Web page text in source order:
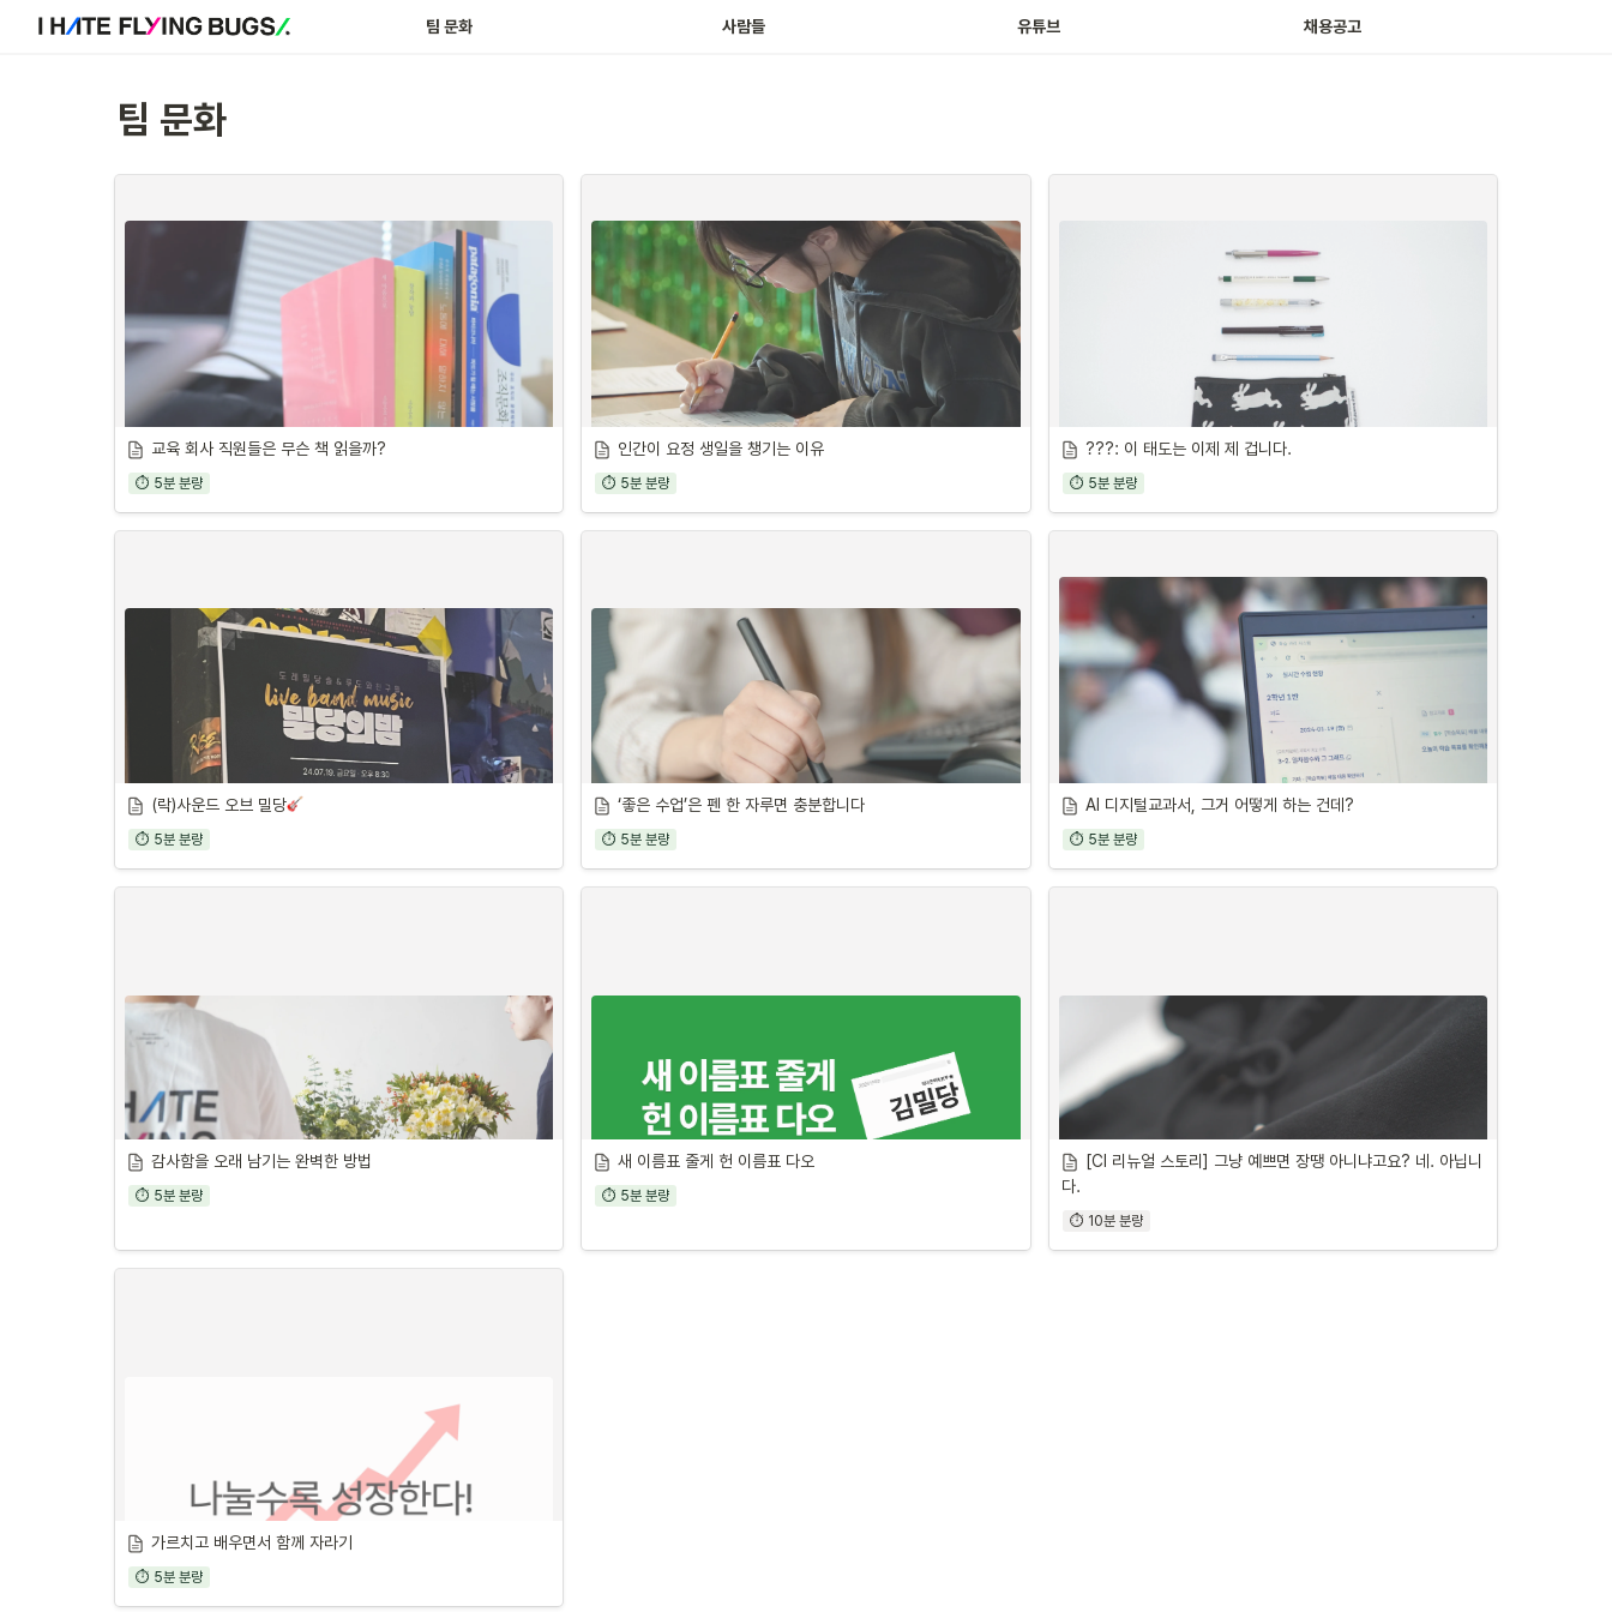
팀 문화 사람들 유튜브 채용공고
팀 문화
교육 회사 직원들은 무슨 책 읽을까?
⏱ 5분 분량
인간이 요정 생일을 챙기는 이유
⏱ 5분 분량
???: 이 태도는 이제 제 겁니다.
⏱ 5분 분량
(락)사운드 오브 밀당
⏱ 5분 분량
‘좋은 수업’은 펜 한 자루면 충분합니다
⏱ 5분 분량
AI 디지털교과서, 그거 어떻게 하는 건데?
⏱ 5분 분량
감사함을 오래 남기는 완벽한 방법
⏱ 5분 분량
새 이름표 줄게 헌 이름표 다오
⏱ 5분 분량
[CI 리뉴얼 스토리] 그냥 예쁘면 장땡 아니냐고요? 네. 아닙니
다.
⏱ 10분 분량
가르치고 배우면서 함께 자라기
⏱ 5분 분량